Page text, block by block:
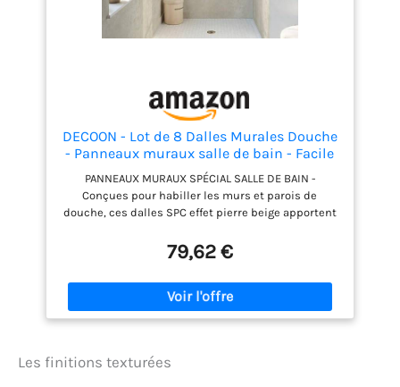
tracas d'entretien.
DECOON - Lot de 8 Dalles Murales Douche
- Panneaux muraux salle de bain - Facile
et rapide à installer, Etanche, Sans Joints
- Revêtements en SPC - Décor effet Pierre
Beige - 38,9x77,8cm - 2,42M²
PANNEAUX MURAUX SPÉCIAL SALLE DE BAIN -
Conçues pour habiller les murs et parois de
douche, ces dalles SPC effet pierre beige apportent
AMBIANCE DOUCE ET NATURELLE : Sa teinte beige
chaleureuse et son effet pierre texturé créent une
atmosphère apaisante et authentique. Parfait pour
apporter du cachet à votre salle de bain ou cuisine
tout en conservant une décoration sobre et
pierre), ce revêtement est imperméable, résistant
79,62 €
Les finitions texturées